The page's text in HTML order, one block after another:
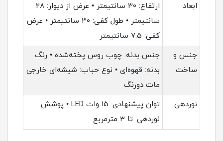
ابعاد
ارتفاع: 30 سانتیمتر • عرض از دیوار: 28
سانتیمتر • طول کفی: 30 سانتیمتر • عرض
کفی: 7.5 سانتیمتر
جنس و
ساخت
جنس بدنه: چوب روس پخته‌شده • رنگ
بدنه: قهوه‌ای • نوع حباب: شیشه‌ای خارجی
مات دورنگ
نوردهی
توان پیشنهادی: 15 وات LED • پوشش
نوردهی: تا 3 مترمربع